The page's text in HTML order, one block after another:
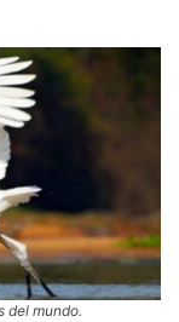
del mundo.